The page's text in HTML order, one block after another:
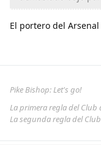
El portero del
Pike Bishop: Let's go!
La primera regla del Club
La segunda regla del